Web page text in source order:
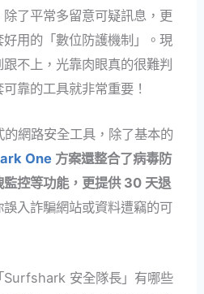
了平常多留意可疑訊息，更
用的「數位防護機制」。現
不上，光靠肉眼真的很難判
靠的工具就非常重要！
網路安全工具，除了基本的
One 方案還整合了病毒防
控等功能，更提供 30 天退
入詐騙網站或資料遭竊的可
Surfshark 安全隊長」有哪些